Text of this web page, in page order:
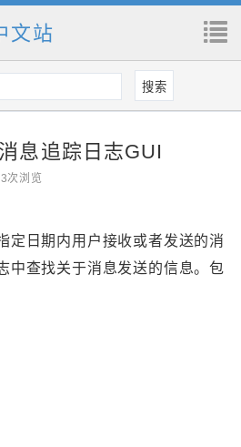
文站
息追踪日志GUI
次浏览
定日期内用户接收或者发送的消
中查找关于消息发送的信息。包